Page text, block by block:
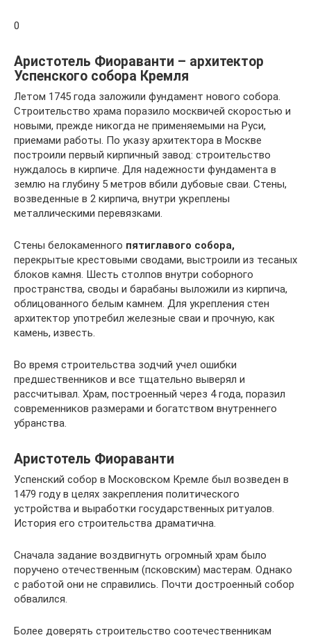
0
Аристотель Фиораванти – архитектор
Успенского собора Кремля
Летом 1745 года заложили фундамент нового собора.
Строительство храма поразило москвичей скоростью и
новыми, прежде никогда не применяемыми на Руси,
приемами работы. По указу архитектора в Москве
построили первый кирпичный завод: строительство
нуждалось в кирпиче. Для надежности фундамента в
землю на глубину 5 метров вбили дубовые сваи. Стены,
возведенные в 2 кирпича, внутри укреплены
металлическими перевязками.
Стены белокаменного пятиглавого собора,
перекрытые крестовыми сводами, выстроили из тесаных
блоков камня. Шесть столпов внутри соборного
пространства, своды и барабаны выложили из кирпича,
облицованного белым камнем. Для укрепления стен
архитектор употребил железные сваи и прочную, как
камень, известь.
Во время строительства зодчий учел ошибки
предшественников и все тщательно выверял и
рассчитывал. Храм, построенный через 4 года, поразил
современников размерами и богатством внутреннего
убранства.
Аристотель Фиораванти
Успенский собор в Московском Кремле был возведен в
1479 году в целях закрепления политического
устройства и выработки государственных ритуалов.
История его строительства драматична.
Сначала задание воздвигнуть огромный храм было
поручено отечественным (псковским) мастерам. Однако
с работой они не справились. Почти достроенный собор
обвалился.
Более доверять строительство соотечественникам